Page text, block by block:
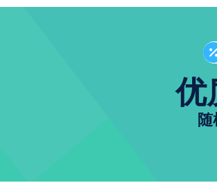
优